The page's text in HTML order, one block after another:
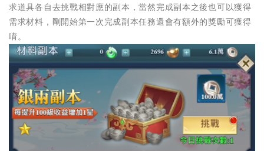
求道具各自去挑戰相對應的副本，當然完成副本之後也可以獲得
需求材料，剛開始第一次完成副本任務還會有額外的獎勵可獲得
唷。